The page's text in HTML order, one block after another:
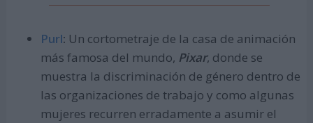
Purl: Un cortometraje de la casa de animación
más famosa del mundo, Pixar, donde se
muestra la discriminación de género dentro de
las organizaciones de trabajo y como algunas
mujeres recurren erradamente a asumir el